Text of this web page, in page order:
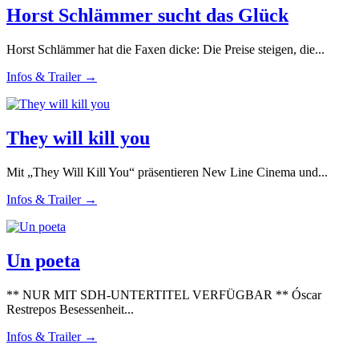
Horst Schlämmer sucht das Glück
Horst Schlämmer hat die Faxen dicke: Die Preise steigen, die...
Infos & Trailer →
They will kill you
Mit „They Will Kill You“ präsentieren New Line Cinema und...
Infos & Trailer →
Un poeta
** NUR MIT SDH-UNTERTITEL VERFÜGBAR ** Óscar
Restrepos Besessenheit...
Infos & Trailer →